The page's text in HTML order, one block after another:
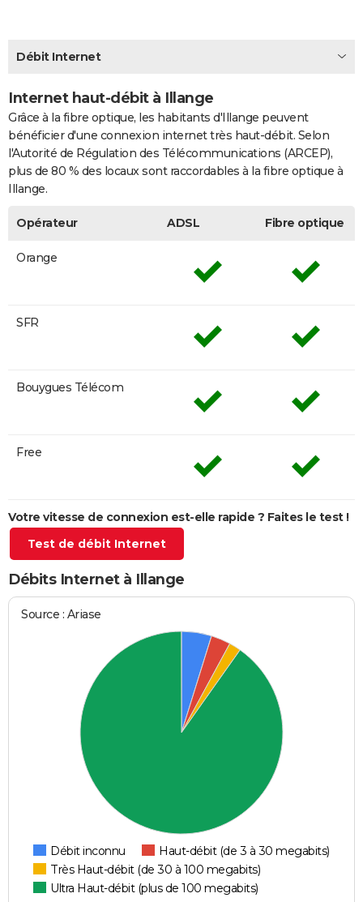
GUIDES D'ACHAT
CARTE DE VOEUX
Carte de Noël
Carte Bonne année
Carte Saint-Valentin
Carte Pâques
Carte d'anniversaire
DICTIONNAIRE
Biographies
Expressions
PROGRAMME TV
COPAINS D'AVANT
Débit Internet
Internet haut-débit à Illange
Grâce à la fibre optique, les habitants d'Illange peuvent
bénéficier d'une connexion internet très haut-débit. Selon
l'Autorité de Régulation des Télécommunications (ARCEP),
plus de 80 % des locaux sont raccordables à la fibre optique à
Illange.
Opérateur ADSL Fibre optique
Orange
SFR
Bouygues Télécom
Free
Votre vitesse de connexion est-elle rapide ? Faites le test !
Test de débit Internet
Débits Internet à Illange
Source : Ariase
Débit inconnu
Haut-débit (de 3 à 30 megabits)
Très Haut-débit (de 30 à 100 megabits)
Ultra Haut-débit (plus de 100 megabits)